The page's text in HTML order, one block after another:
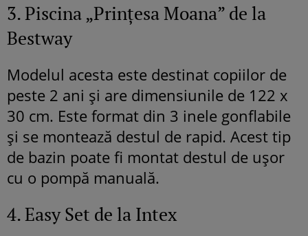
3. Piscina „Prințesa Moana” de la
Bestway
Modelul acesta este destinat copiilor de
peste 2 ani și are dimensiunile de 122 x
30 cm. Este format din 3 inele gonflabile
și se montează destul de rapid. Acest tip
de bazin poate fi montat destul de ușor
cu o pompă manuală.
4. Easy Set de la Intex